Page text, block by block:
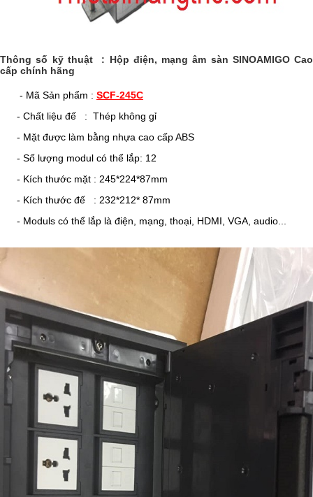
Thông số kỹ thuật : Hộp điện, mạng âm sàn SINOAMIGO Cao
cấp chính hãng
- Mã Sản phẩm : SCF-245C
- Chất liệu đế : Thép không gỉ
- Mặt được làm bằng nhựa cao cấp ABS
- Số lượng modul có thể lắp: 12
- Kích thước mặt : 245*224*87mm
- Kích thước đế : 232*212* 87mm
- Moduls có thể lắp là điện, mạng, thoại, HDMI, VGA, audio...